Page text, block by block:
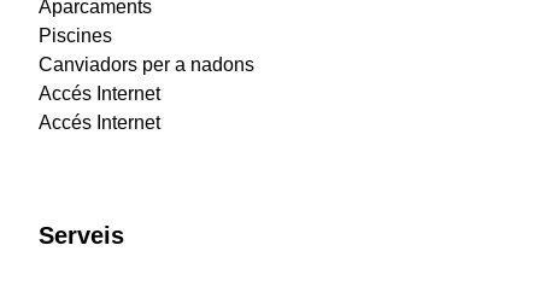
Aparcaments
Piscines
Canviadors per a nadons
Accés Internet
Accés Internet
Serveis